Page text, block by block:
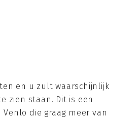
en u zult waarschijnlijk
zien staan. Dit is een
die graag meer van